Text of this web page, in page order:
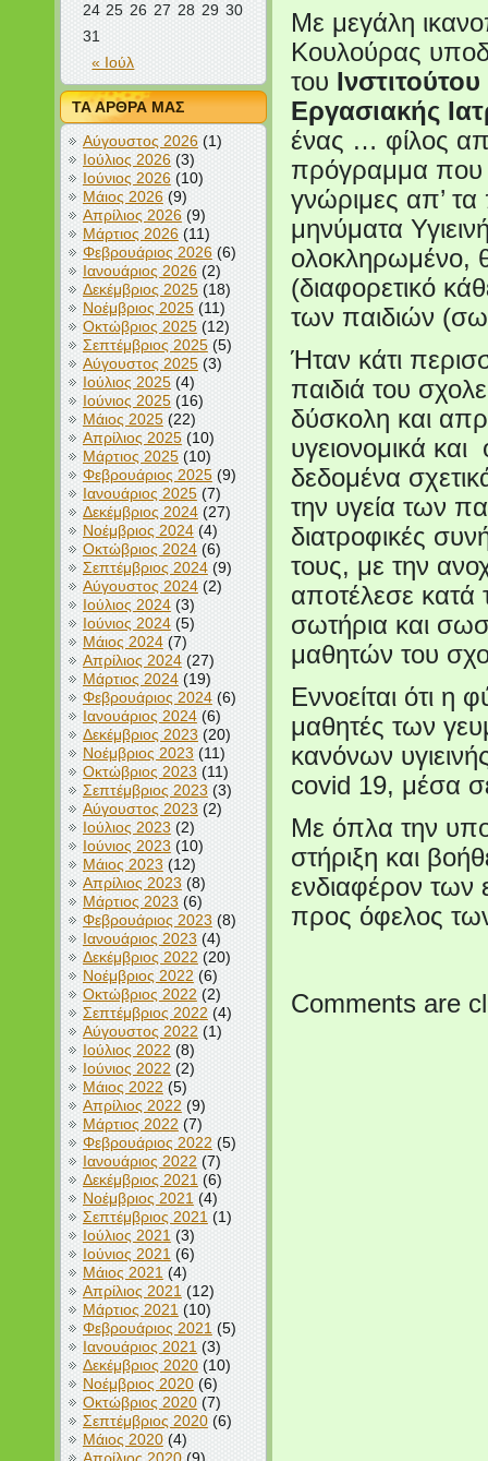
« Ιούλ
24 25 26 27 28 29 30
31
ΤΑ ΑΡΘΡΑ ΜΑΣ
Αύγουστος 2026(1)
Ιούλιος 2026(3)
Ιούνιος 2026(10)
Μάιος 2026(9)
Απρίλιος 2026(9)
Μάρτιος 2026(11)
Φεβρουάριος 2026(6)
Ιανουάριος 2026(2)
Δεκέμβριος 2025(18)
Νοέμβριος 2025(11)
Οκτώβριος 2025(12)
Σεπτέμβριος 2025(5)
Αύγουστος 2025(3)
Ιούλιος 2025(4)
Ιούνιος 2025(16)
Μάιος 2025(22)
Απρίλιος 2025(10)
Μάρτιος 2025(10)
Φεβρουάριος 2025(9)
Ιανουάριος 2025(7)
Δεκέμβριος 2024(27)
Νοέμβριος 2024(4)
Οκτώβριος 2024(6)
Σεπτέμβριος 2024(9)
Αύγουστος 2024(2)
Ιούλιος 2024(3)
Ιούνιος 2024(5)
Μάιος 2024(7)
Απρίλιος 2024(27)
Μάρτιος 2024(19)
Φεβρουάριος 2024(6)
Ιανουάριος 2024(6)
Δεκέμβριος 2023 (20)
Νοέμβριος 2023 (11)
Οκτώβριος 2023(11)
Σεπτέμβριος 2023 (3)
Αύγουστος 2023 (2)
Ιούλιος 2023(2)
Ιούνιος 2023(10)
Μάιος 2023 (12)
Απρίλιος 2023 (8)
Μάρτιος 2023 (6)
Φεβρουάριος 2023(8)
Ιανουάριος 2023 (4)
Δεκέμβριος 2022 (20)
Νοέμβριος 2022 (6)
Οκτώβριος 2022 (2)
Σεπτέμβριος 2022 (4)
Αύγουστος 2022 (1)
Ιούλιος 2022 (8)
Ιούνιος 2022 (2)
Μάιος 2022 (5)
Απρίλιος 2022 (9)
Μάρτιος 2022 (7)
Φεβρουάριος 2022 (5)
Ιανουάριος 2022 (7)
Δεκέμβριος 2021 (6)
Νοέμβριος 2021 (4)
Σεπτέμβριος 2021 (1)
Ιούλιος 2021 (3)
Ιούνιος 2021 (6)
Μάιος 2021 (4)
Απρίλιος 2021 (12)
Μάρτιος 2021 (10)
Φεβρουάριος 2021 (5)
Ιανουάριος 2021 (3)
Δεκέμβριος 2020(10)
Νοέμβριος 2020(6)
Οκτώβριος 2020(7)
Σεπτέμβριος 2020(6)
Μάιος 2020(4)
Με μεγάλη
Κουλούρας
του
Εργασιακής
ένας … φίλος
πρόγραμμα που
γνώριμες απ’
μηνύματα
ολοκληρωμένο,
(διαφορετικό
των παιδιών
Ήταν κάτι
παιδιά του
δύσκολη και
υγειονομικά
δεδομένα
την υγεία των
διατροφικές
τους, με την
αποτέλεσε κατά
σωτήρια και
μαθητών του
Εννοείται ότι
μαθητές των
κανόνων
covid 19, μέσα
Με όπλα την
στήριξη και
ενδιαφέρον των
προς όφελος
Comments are